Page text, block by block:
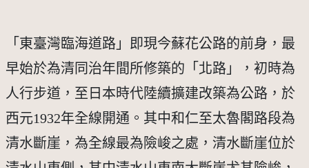
「東臺灣臨海道路」即現今蘇花公路的前身，最
早始於為清同治年間所修築的「北路」，初時為
人行步道，至日本時代陸續擴建改築為公路，於
西元1932年全線開通。其中和仁至太魯閣路段為
清水斷崖，為全線最為險峻之處，清水斷崖位於